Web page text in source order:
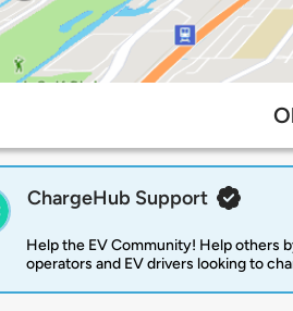
ChargeHub Support
Help the EV Community! Help others
operators and EV drivers looking to